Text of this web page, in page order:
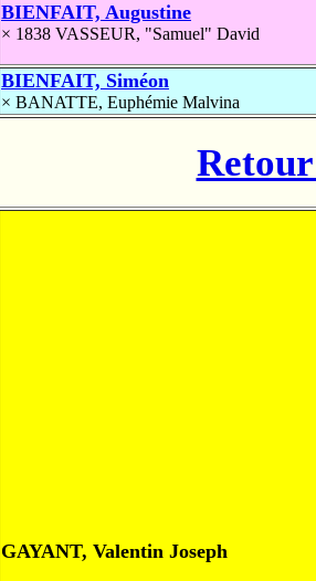
BIENFAIT, Augustine
× 1838 VASSEUR, "Samuel" David
BIENFAIT, Siméon
× BANATTE, Euphémie Malvina
GAYANT, Valentin Joseph